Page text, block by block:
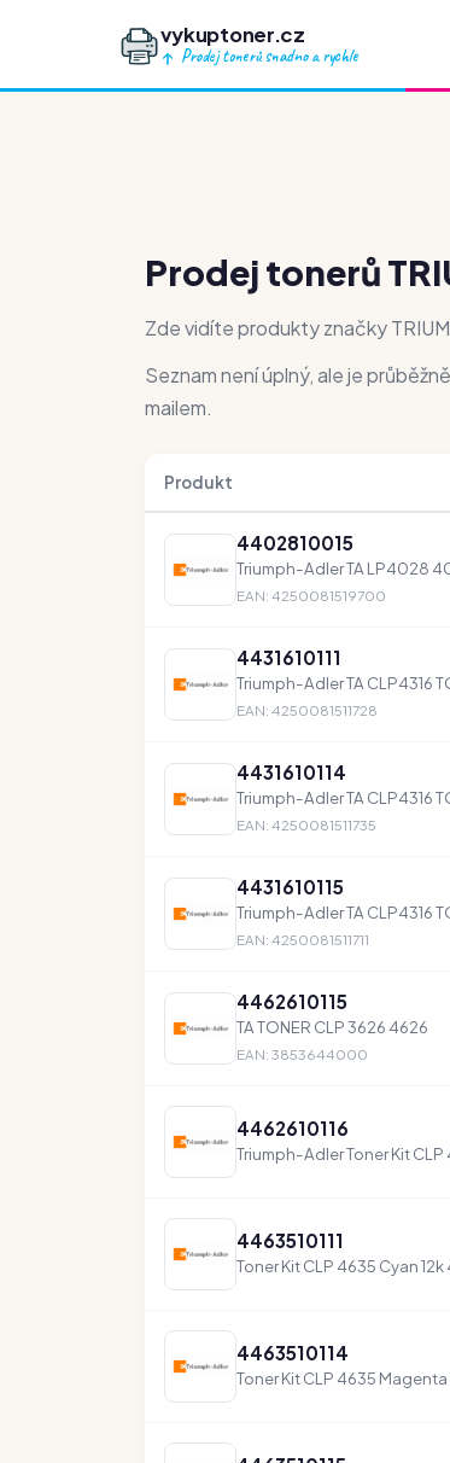
vykuptoner.cz
Prodej tonerů snadno a rychle
Prodej tonerů
Zde vidíte produkty značky
Seznam není úplný, ale je
mailem.
Produkt
4402810015
Triumph-Adler TA LP4028
EAN: 4250081519700
4431610111
Triumph-Adler TA CLP4316
EAN: 4250081511728
4431610114
Triumph-Adler TA CLP4316
EAN: 4250081511735
4431610115
Triumph-Adler TA CLP4316
EAN: 4250081511711
4462610115
TA TONER CLP 3626 4626
EAN: 3853644000
4462610116
Triumph-Adler Toner Kit CLP
4463510111
Toner Kit CLP 4635 Cyan 12k
4463510114
Toner Kit CLP 4635 Magenta